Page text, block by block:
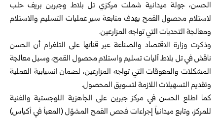
الحسن، جولة ميدانية شملت مركزي تل بلاط وجبرين بريفحلب
لاستلام محصول القمح بهدف متابعة سير عمليات التسليم والاستلام
ومعالجة التحديات التي تواجه المزارعين.
وذكرت وزارة الاقتصاد والصناعة عبر قناتها على التلغرام أن الحسن
ناقش في تل بلاط آليات تسليم واستلام محصول القمح، وسبل معالجة
المشكلات والمعوقات التي تواجه المزارعين، لضمان انسيابية العملية
وتقديم التسهيلات اللازمة لتسويق المحصول.
كما اطلع الحسن في مركز جبرين على الجاهزية اللوجستية والفنية
للمركز، وتابع ميدانياً إجراءات فحص القمح المشوّل (المعبأ في أكياس)